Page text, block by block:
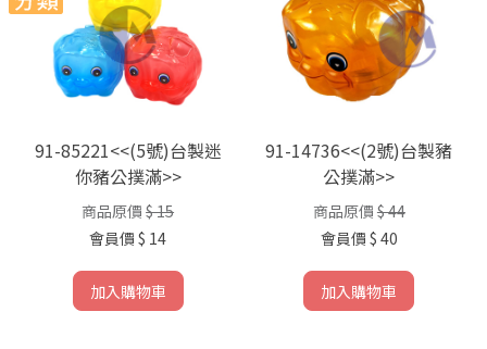
91-85221<<(5號)台製迷
你豬公撲滿>>
商品原價 $ 15
會員價 $ 14
加入購物車
91-14736<<(2號)台製豬
公撲滿>>
商品原價 $ 44
會員價 $ 40
加入購物車